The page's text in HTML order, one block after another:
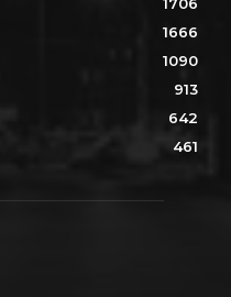
1666
1090
913
642
461